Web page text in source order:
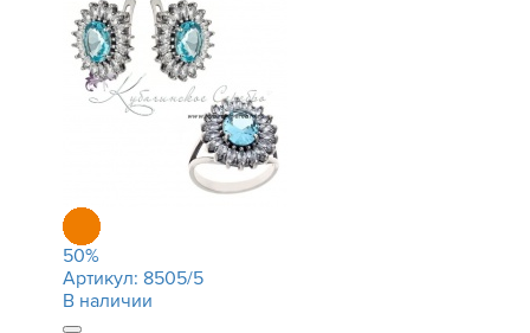
50%
Артикул: 8505/5
В наличии